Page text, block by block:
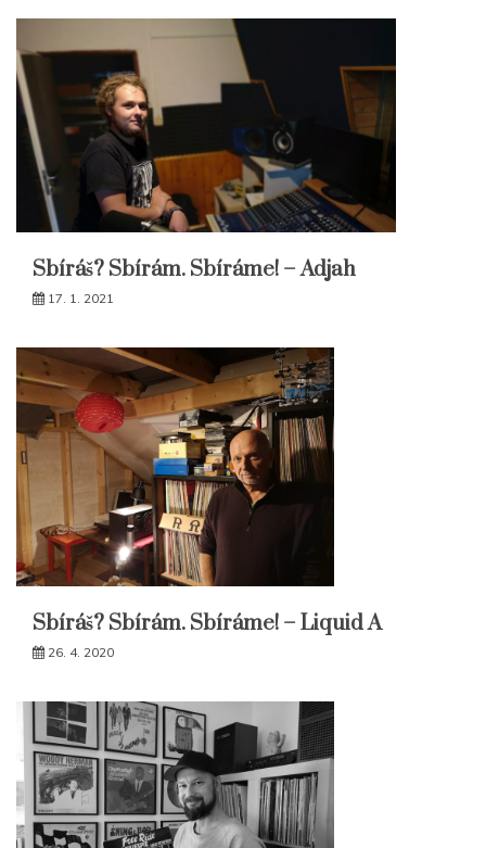
Sbíráš? Sbírám. Sbíráme! – Adjah
17. 1. 2021
Sbíráš? Sbírám. Sbíráme! – Liquid A
26. 4. 2020